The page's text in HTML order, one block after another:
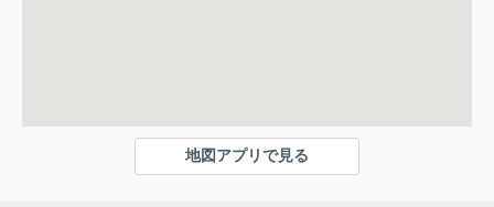
地図アプリで見る